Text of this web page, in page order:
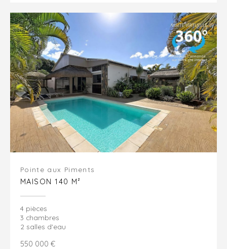
Pointe aux Piments
MAISON 140 M²
4 pièces
3 chambres
2 salles d'eau
550 000 €